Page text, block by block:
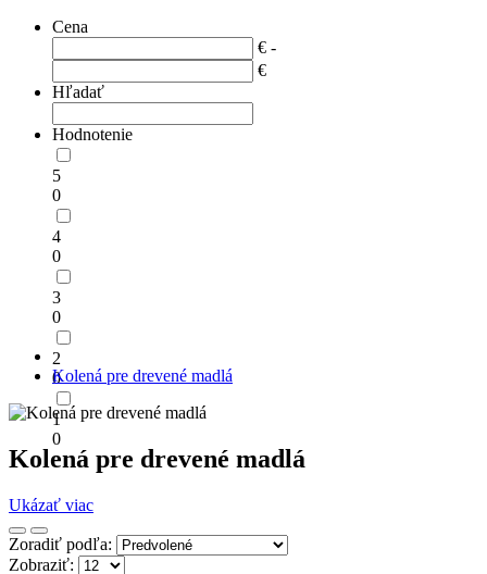
Cena
€ -
€
Hľadať
Hodnotenie
5
0
4
0
3
0
2
0
1
0
Kolená pre drevené madlá
Kolená pre drevené madlá
Ukázať viac
Zoradiť podľa:
Zobraziť: